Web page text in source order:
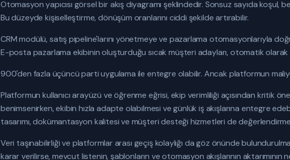
Otomasyon yapıcısı görsel bir akış diyagramı şeklindedir. Sonsuz sayıda koşul,
Bu düzeyde kişiselleştirme, dönüşüm oranlarını ciddi şekilde artırabilir.
CRM modülü, satış pipeline'larını yönetmeye ve pazarlama otomasyonlarıyla
E-posta pazarlama ekibinin oluşturduğu sıcak müşteri adayları, otomatik olarak
900'den fazla üçüncü parti uygulama ile entegre olabilir. Ancak platformun
Platformun kullanıcı arayüzü ve öğrenme eğrisi, ekip verimliliği açısından kritik
benimsenirken, ekibin hızla adapte olabilmesi ve günlük iş akışlarına entegre
tasarımı, dokümantasyon kalitesi ve müşteri desteği hizmetleri de değerlendirme
Veri taşınabilirliği ve platformlar arası geçiş kolaylığı da göz önünde
karar verilirse, mevcut listenin, şablonların ve otomasyon akışlarının